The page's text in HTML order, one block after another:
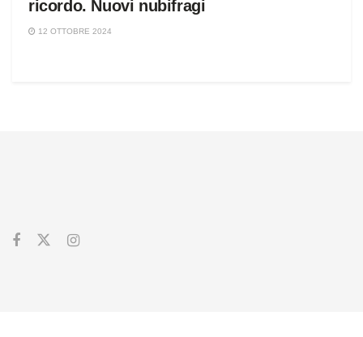
ricordo. Nuovi nubifragi
12 OTTOBRE 2024